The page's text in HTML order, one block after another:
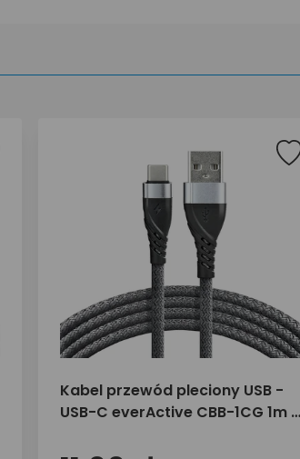
Kabel przewód pleciony USB -
USB-C everActive CBB-1CG 1m z